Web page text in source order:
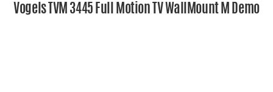
Vogels TVM 3445 Full Motion TV WallMount M Demo